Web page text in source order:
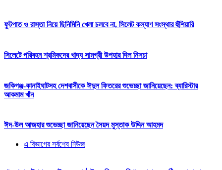
ফুটপাত ও রাস্তা নিয়ে ছিনিমিনি খেলা চলবে না, সিলেট কল্যাণ সংস্থার হুঁশিয়ারি
সিলেটে পরিবহন শ্রমিকদের খাদ্য সামগ্রী উপহার দিল নিসচা
জকিগঞ্জ-কানাইঘাটসহ দেশবাসীকে ঈদুল ফিতরের শুভেচ্ছা জানিয়েছেন: ব্যারিস্টার
আকমাম খাঁন
ঈদ-উল আজহার শুভেচ্ছা জানিয়েছেন সৈয়দ মুস্তাক উদ্দিন আহমদ
এ বিভাগের সর্বশেষ নিউজ